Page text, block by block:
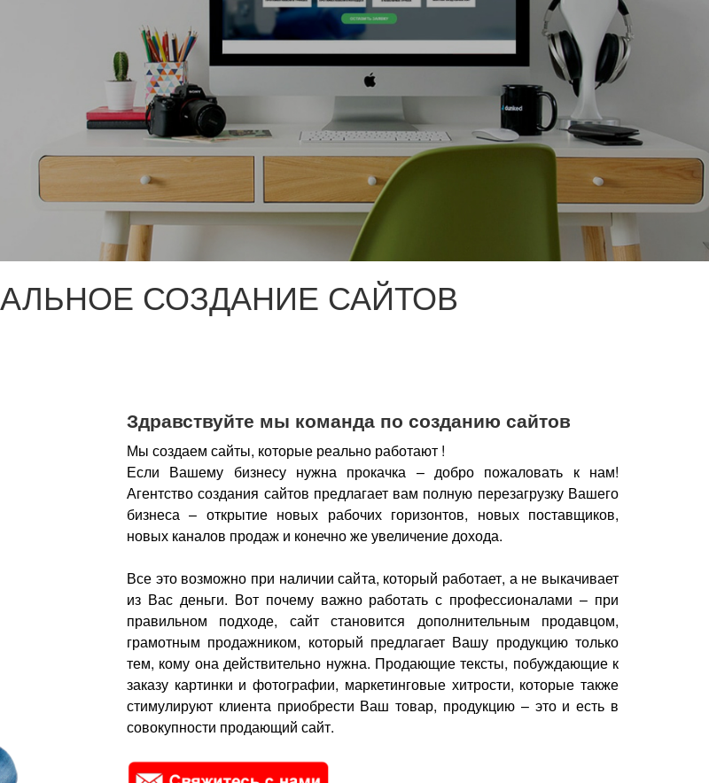
СОЗДАНИЕ САЙТОВ
Здравствуйте мы команда по созданию сайтов
Мы создаем сайты, которые реально работают !
Если Вашему бизнесу нужна прокачка – добро пожаловать к нам!
Агентство создания сайтов предлагает вам полную перезагрузку Вашего
бизнеса – открытие новых рабочих горизонтов, новых поставщиков,
новых каналов продаж и конечно же увеличение дохода.
Все это возможно при наличии сайта, который работает, а не выкачивает
из Вас деньги. Вот почему важно работать с профессионалами – при
правильном подходе, сайт становится дополнительным продавцом,
грамотным продажником, который предлагает Вашу продукцию только
тем, кому она действительно нужна. Продающие тексты, побуждающие к
заказу картинки и фотографии, маркетинговые хитрости, которые также
стимулируют клиента приобрести Ваш товар, продукцию – это и есть в
совокупности продающий сайт.